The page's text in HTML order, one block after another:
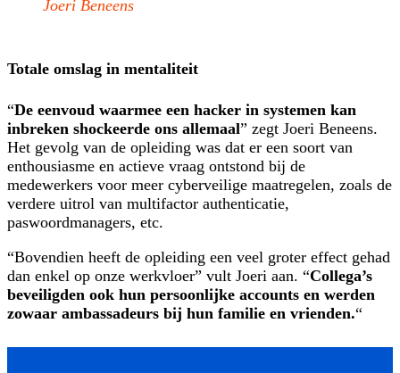
Joeri Beneens
Totale omslag in mentaliteit
“De eenvoud waarmee een hacker in systemen kan
inbreken shockeerde ons allemaal” zegt Joeri Beneens.
Het gevolg van de opleiding was dat er een soort van
enthousiasme en actieve vraag ontstond bij de
medewerkers voor meer cyberveilige maatregelen, zoals de
verdere uitrol van multifactor authenticatie,
paswoordmanagers, etc.
“Bovendien heeft de opleiding een veel groter effect gehad
dan enkel op onze werkvloer” vult Joeri aan. “Collega’s
beveiligden ook hun persoonlijke accounts en werden
zowaar ambassadeurs bij hun familie en vrienden.“